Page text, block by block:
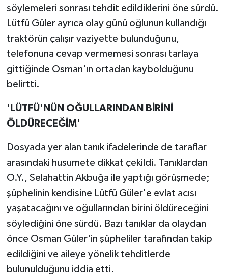
söylemeleri sonrası tehdit edildiklerini öne sürdü.
Lütfü Güler ayrıca olay günü oğlunun kullandığı
traktörün çalışır vaziyette bulunduğunu,
telefonuna cevap vermemesi sonrası tarlaya
gittiğinde Osman'ın ortadan kaybolduğunu
belirtti.
'LÜTFÜ'NÜN OĞULLARINDAN BİRİNİ
ÖLDÜRECEĞİM'
Dosyada yer alan tanık ifadelerinde de taraflar
arasındaki husumete dikkat çekildi. Tanıklardan
O.Y., Selahattin Akbuğa ile yaptığı görüşmede;
şüphelinin kendisine Lütfü Güler'e evlat acısı
yaşatacağını ve oğullarından birini öldüreceğini
söylediğini öne sürdü. Bazı tanıklar da olaydan
önce Osman Güler'in şüpheliler tarafından takip
edildiğini ve aileye yönelik tehditlerde
bulunulduğunu iddia etti.